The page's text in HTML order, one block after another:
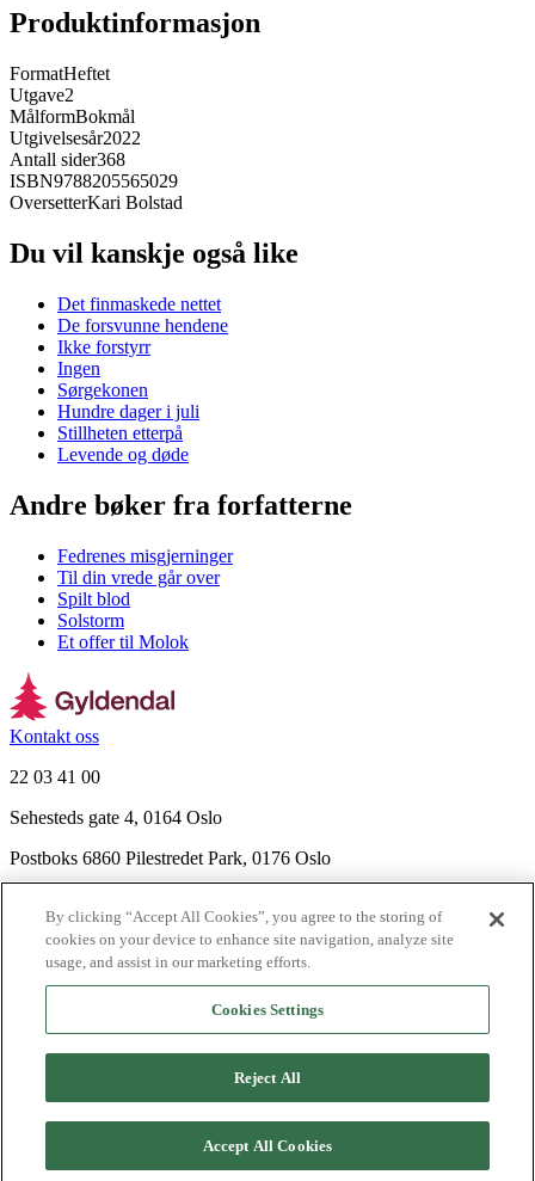
Produktinformasjon
FormatHeftet
Utgave2
MålformBokmål
Utgivelsesår2022
Antall sider368
ISBN9788205565029
OversetterKari Bolstad
Du vil kanskje også like
Det finmaskede nettet
De forsvunne hendene
Ikke forstyrr
Ingen
Sørgekonen
Hundre dager i juli
Stillheten etterpå
Levende og døde
Andre bøker fra forfatterne
Fedrenes misgjerninger
Til din vrede går over
Spilt blod
Solstorm
Et offer til Molok
Kontakt oss
22 03 41 00
Sehesteds gate 4, 0164 Oslo
Postboks 6860 Pilestredet Park, 0176 Oslo
Nyhetsbrev
Ledige stillinger
Send inn manus
Agency
PersonvernerklæringerInformasjonskapsler
By clicking “Accept All Cookies”, you agree to the storing of
cookies on your device to enhance site navigation, analyze site
usage, and assist in our marketing efforts.
Cookies Settings
Reject All
Accept All Cookies